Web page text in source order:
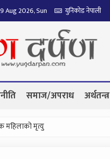
Aug 2026, Sun युनिकोड नेपाली
समाज/अपराध अर्थतन्त्र
महिलाको मृत्यु